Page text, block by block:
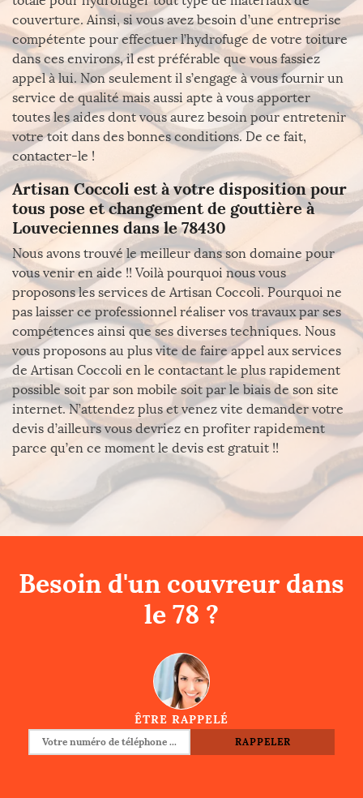
couverture. Ainsi, si vous avez besoin d’une entreprise
compétente pour effectuer l’hydrofuge de votre toiture
dans ces environs, il est préférable que vous fassiez
appel à lui. Non seulement il s’engage à vous fournir un
service de qualité mais aussi apte à vous apporter
toutes les aides dont vous aurez besoin pour entretenir
votre toit dans des bonnes conditions. De ce fait,
contacter-le !
Artisan Coccoli est à votre disposition pour
tous pose et changement de gouttière à
Louveciennes dans le 78430
Nous avons trouvé le meilleur dans son domaine pour
vous venir en aide !! Voilà pourquoi nous vous
proposons les services de Artisan Coccoli. Pourquoi ne
pas laisser ce professionnel réaliser vos travaux par ses
compétences ainsi que ses diverses techniques. Nous
vous proposons au plus vite de faire appel aux services
de Artisan Coccoli en le contactant le plus rapidement
possible soit par son mobile soit par le biais de son site
internet. N’attendez plus et venez vite demander votre
devis d’ailleurs vous devriez en profiter rapidement
parce qu’en ce moment le devis est gratuit !!
Besoin d'un couvreur dans
le 78 ?
ÊTRE RAPPELÉ